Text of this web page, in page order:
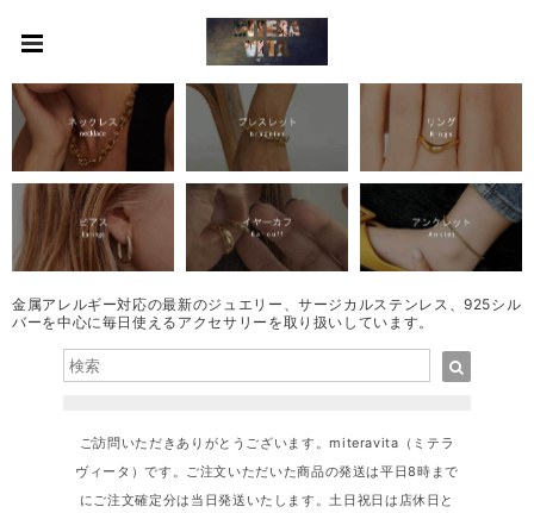
金属アレルギー対応の最新のジュエリー、サージカルステンレス、925シル
バーを中心に毎日使えるアクセサリーを取り扱いしています。
ご訪問いただきありがとうございます。miteravita（ミテラ
ヴィータ）です。ご注文いただいた商品の発送は平日8時まで
にご注文確定分は当日発送いたします。土日祝日は店休日と